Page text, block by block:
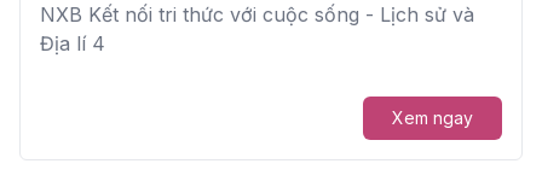
NXB Kết nối tri thức với cuộc sống - Lịch sử và
Địa lí 4
Xem ngay